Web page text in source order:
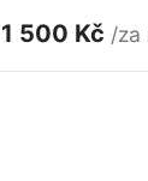
1 500 Kč /za